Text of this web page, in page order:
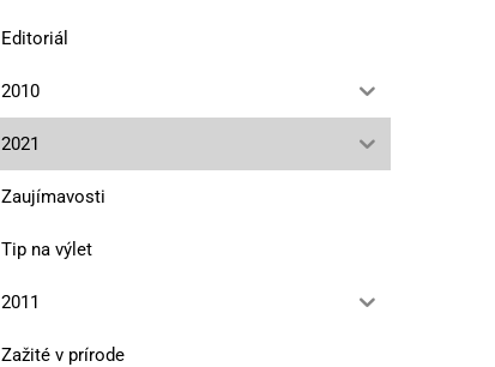
Editoriál
2010
2021
Zaujímavosti
Tip na výlet
2011
Zažité v prírode